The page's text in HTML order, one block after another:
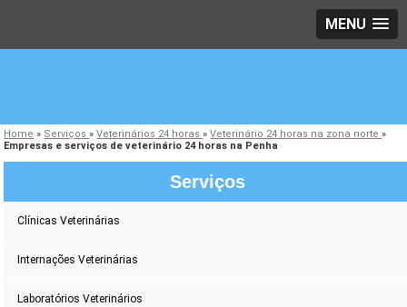
MENU
Home » Serviços»Veterinários 24 horas»Veterinário 24 horas na zona norte»
Empresas e serviços de veterinário 24 horas na Penha
Serviços
Clínicas Veterinárias
Internações Veterinárias
Laboratórios Veterinários